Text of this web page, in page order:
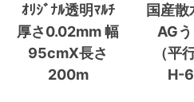
ｵﾘｼﾞﾅﾙ透明ﾏﾙﾁ
厚さ0.02mm 幅
95cmX長さ
200m
国産
AG
（平
H-